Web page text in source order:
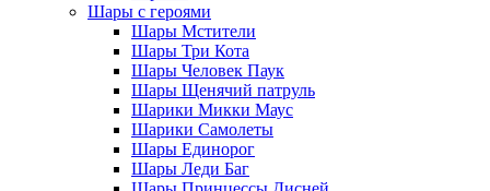
Шары с героями
Шары Мстители
Шары Три Кота
Шары Человек Паук
Шары Щенячий патруль
Шарики Микки Маус
Шарики Самолеты
Шары Единорог
Шары Леди Баг